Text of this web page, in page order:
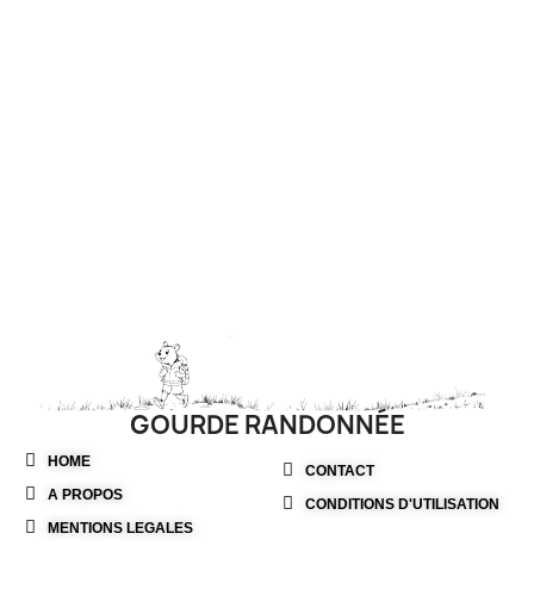
GOURDE RANDONNÉE
HOME
A PROPOS
MENTIONS LEGALES
CONTACT
CONDITIONS D'UTILISATION